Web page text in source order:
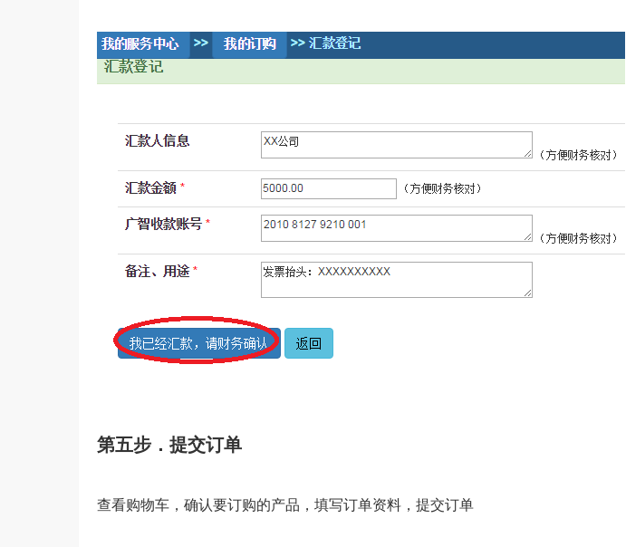
第五步．提交订单
查看购物车，确认要订购的产品，填写订单资料，提交订单